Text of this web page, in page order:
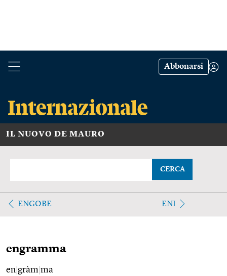
Abbonarsi
IL NUOVO DE MAURO
CERCA
ENGOBE ENI
engramma
en gràm ma